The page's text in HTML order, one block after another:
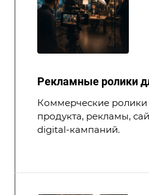
Рекламные ролики
Коммерческие ролики
продукта, рекламы,
digital-кампаний.